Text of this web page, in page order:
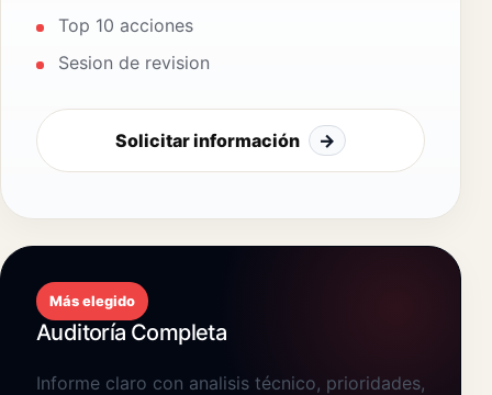
Top 10 acciones
Sesion de revision
Solicitar información →
Más elegido
Auditoría Completa
Informe claro con analisis técnico, prioridades,